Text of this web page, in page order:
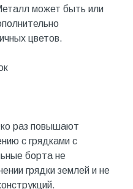
может быть или
цветов.
раз повышают
с грядками с
борта не
грядки землей и не